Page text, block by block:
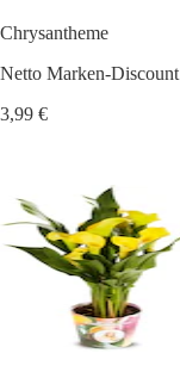
Chrysantheme
Netto Marken-Discount
3,99 €